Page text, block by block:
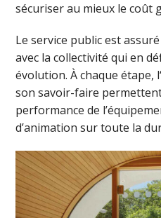
sécuriser au mieux le coût
Le service public est
avec la collectivité qui en
évolution. À chaque étape,
son savoir-faire
performance de
d’animation sur toute la